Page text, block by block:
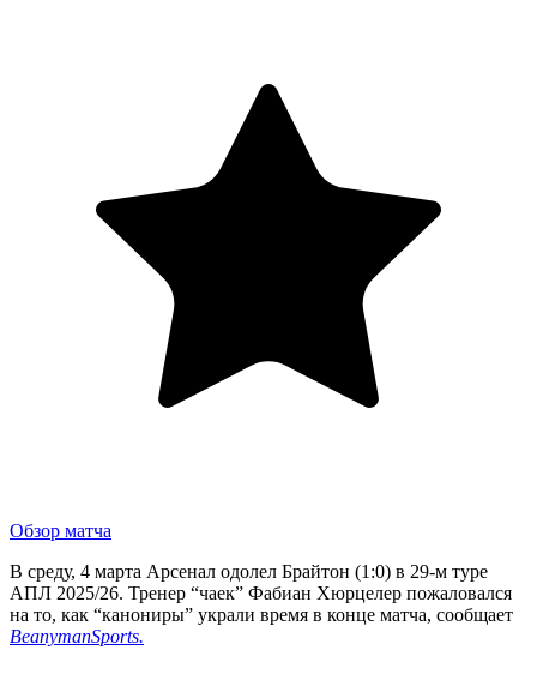
Обзор матча
В среду, 4 марта Арсенал одолел Брайтон (1:0) в 29-м туре
АПЛ 2025/26. Тренер “чаек” Фабиан Хюрцелер пожаловался
на то, как “канониры” украли время в конце матча, сообщает
BeanymanSports.